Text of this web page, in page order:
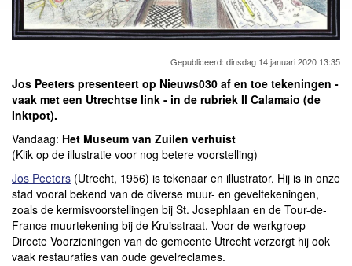
Gepubliceerd: dinsdag 14 januari 2020 13:35
Jos Peeters presenteert op Nieuws030 af en toe tekeningen -
vaak met een Utrechtse link - in de rubriek Il Calamaio (de
Inktpot).
Vandaag: Het Museum van Zuilen verhuist
(Klik op de illustratie voor nog betere voorstelling)
Jos Peeters (Utrecht, 1956) is tekenaar en illustrator. Hij is in onze
stad vooral bekend van de diverse muur- en geveltekeningen,
zoals de kermisvoorstellingen bij St. Josephlaan en de Tour-de-
France muurtekening bij de Kruisstraat. Voor de werkgroep
Directe Voorzieningen van de gemeente Utrecht verzorgt hij ook
vaak restauraties van oude gevelreclames.